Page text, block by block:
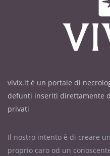
vivix.it è un portale di
defunti inseriti direttamente
privati
Il nostro intento è di creare
proprio caro od un